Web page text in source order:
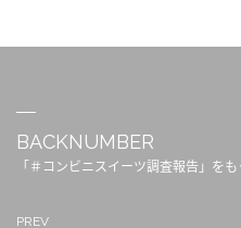
BACKNUMBER
「＃コンビニスイーツ調査報告」を
PREV